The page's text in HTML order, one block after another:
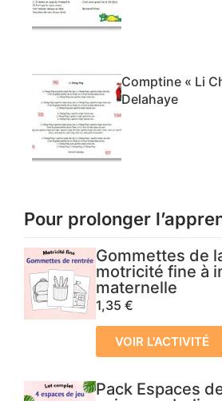
Comptine « Li
Delahaye
Pour prolonger
Gommettes de
motricité fine à
maternelle
1,35 €
VOIR L'ACTIVITÉ
Pack Espaces